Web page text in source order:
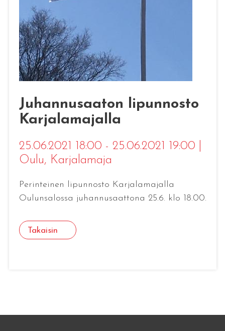
Juhannusaaton lipunnosto
Karjalamajalla
25.06.2021 18:00 - 25.06.2021 19:00
Oulu, Karjalamaja
Perinteinen lipunnosto Karjalamajalla
Oulunsalossa juhannusaattona 25.6. klo 18.00.
Takaisin